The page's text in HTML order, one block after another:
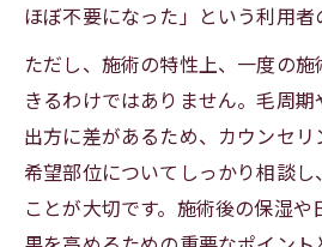
ほぼ不要になった」という利用者
ただし、施術の特性上、一度の
きるわけではありません。毛周
出方に差があるため、カウンセ
希望部位についてしっかり相談
ことが大切です。施術後の保湿